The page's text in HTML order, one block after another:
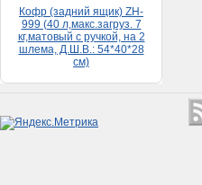
шлема, Д.Ш.В.: 54*40*28
см)
5 500руб.